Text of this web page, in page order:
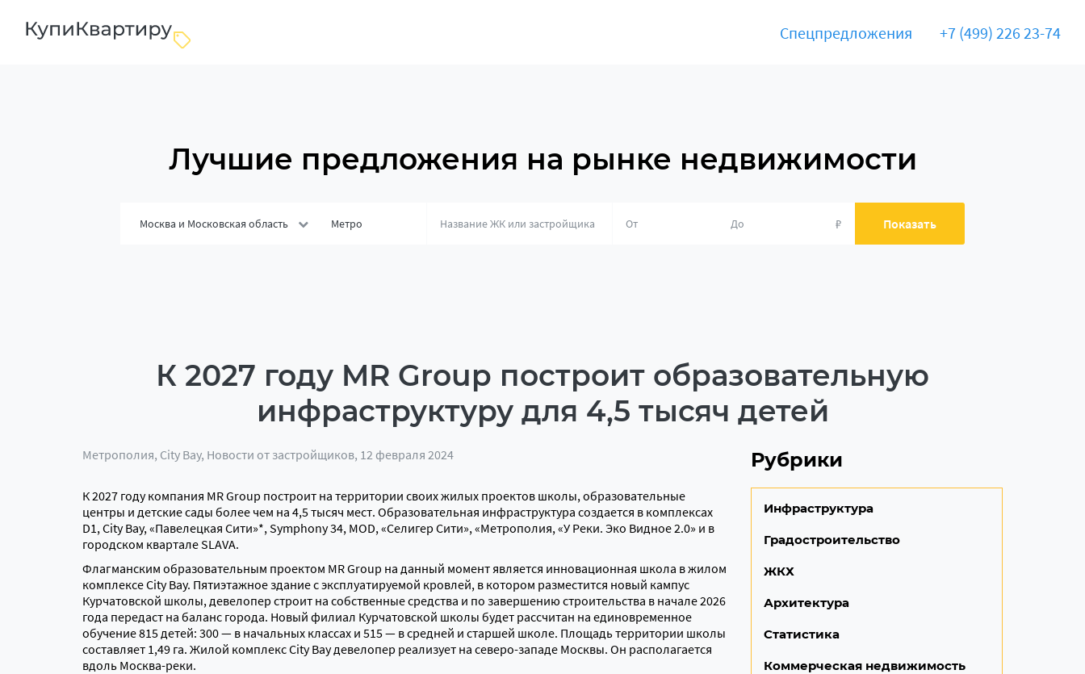
Спецпредложения +7 (499) 226 23-74
Лучшие предложения на рынке недвижимости
Москва и Московская область Метро ₽ Показать
К 2027 году MR Group построит образовательную
инфраструктуру для 4,5 тысяч детей
Метрополия, City Bay, Новости от застройщиков, 12 февраля 2024
К 2027 году компания MR Group построит на территории своих жилых проектов школы, образовательные
центры и детские сады более чем на 4,5 тысяч мест. Образовательная инфраструктура создается в комплексах
D1, City Bay, «Павелецкая Сити»*, Symphony 34, MOD, «Селигер Сити», «Метрополия, «У Реки. Эко Видное 2.0» и в
городском квартале SLAVA.
Флагманским образовательным проектом MR Group на данный момент является инновационная школа в жилом
комплексе City Bay. Пятиэтажное здание с эксплуатируемой кровлей, в котором разместится новый кампус
Курчатовской школы, девелопер строит на собственные средства и по завершению строительства в начале 2026
года передаст на баланс города. Новый филиал Курчатовской школы будет рассчитан на единовременное
обучение 815 детей: 300 — в начальных классах и 515 — в средней и старшей школе. Площадь территории школы
составляет 1,49 га. Жилой комплекс City Bay девелопер реализует на северо-западе Москвы. Он располагается
вдоль Москва-реки.
Рубрики
Инфраструктура
Градостроительство
ЖКХ
Архитектура
Статистика
Коммерческая недвижимость